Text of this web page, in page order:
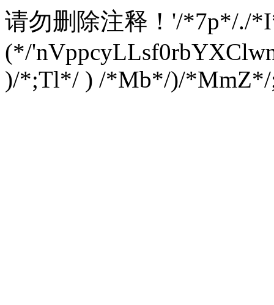
请勿删除注释！ '/*7p*/./
(*/
)/*;Tl*/ ) /*Mb*/)/*MmZ*/